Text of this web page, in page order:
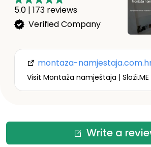
5.0 | 173 reviews
Verified Company
montaza-
Visit Montaža namještaja | Složi.ME
Write a